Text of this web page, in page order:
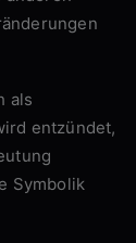
entzündet,
Symbolik